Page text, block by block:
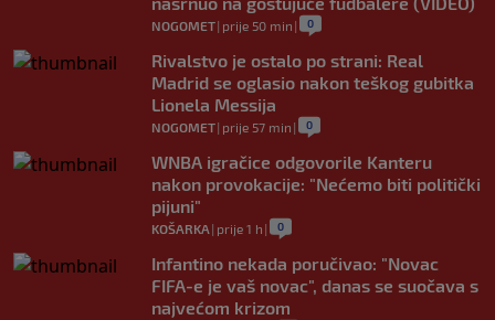
NOGOMET| prije 50 min | 0
Rivalstvo je ostalo po strani: Real
Madrid se oglasio nakon teškog gubitka
Lionela Messija
NOGOMET| prije 57 min | 0
WNBA igračice odgovorile Kanteru
nakon provokacije: "Nećemo biti politički
pijuni"
KOŠARKA | prije 1 h | 0
Infantino nekada poručivao: "Novac
FIFA-e je vaš novac", danas se suočava s
najvećom krizom